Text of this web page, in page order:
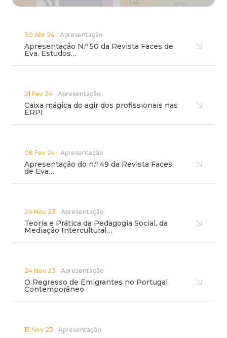
30 Abr 24 Apresentação
Apresentação N.º 50 da Revista Faces de
Eva. Estudos…
21 Fev 24 Apresentação
Caixa mágica do agir dos profissionais nas
ERPI
08 Fev 24 Apresentação
Apresentação do n.º 49 da Revista Faces
de Eva…
24 Nov 23 Apresentação
Teoria e Prática da Pedagogia Social, da
Mediação Intercultural…
24 Nov 23 Apresentação
O Regresso de Emigrantes no Portugal
Contemporâneo
15 Nov 23 Apresentação